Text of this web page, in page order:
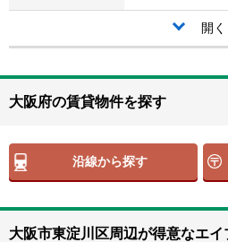
開く
大阪府の賃貸物件を探す
沿線から探す
大阪市東淀川区周辺が得意なエイ